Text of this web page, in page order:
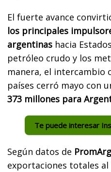
El fuerte avance
los principales
argentinas hacia
petróleo crudo y los
manera, el intercambio
países cerró mayo con
373 millones para
Te puede interesar
Según datos de
exportaciones totales al